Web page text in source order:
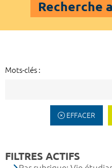
Recherche
Mots-clés :
EFFACER
FILTRES ACTIFS